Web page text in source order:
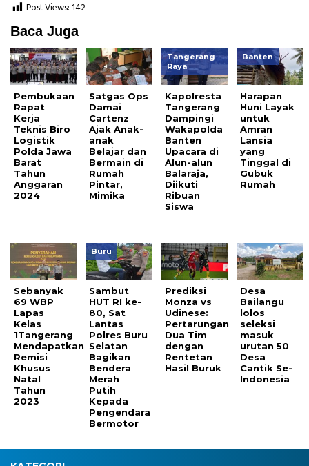
Post Views: 142
Baca Juga
Pembukaan
Rapat
Kerja
Teknis Biro
Logistik
Polda Jawa
Barat
Tahun
Anggaran
2024
Satgas Ops
Damai
Cartenz
Ajak Anak-
anak
Belajar dan
Bermain di
Rumah
Pintar,
Mimika
Tangerang
Raya
Kapolresta
Tangerang
Dampingi
Wakapolda
Banten
Upacara di
Alun-alun
Balaraja,
Diikuti
Ribuan
Siswa
Banten
Harapan
Huni Layak
untuk
Amran
Lansia
yang
Tinggal di
Gubuk
Rumah
Sebanyak
69 WBP
Lapas
Kelas
1Tangerang
Mendapatkan
Remisi
Khusus
Natal
Tahun
2023
Buru
Sambut
HUT RI ke-
80, Sat
Lantas
Polres Buru
Selatan
Bagikan
Bendera
Merah
Putih
Kepada
Pengendara
Bermotor
Prediksi
Monza vs
Udinese:
Pertarungan
Dua Tim
dengan
Rentetan
Hasil Buruk
Desa
Bailangu
lolos
seleksi
masuk
urutan 50
Desa
Cantik Se-
Indonesia